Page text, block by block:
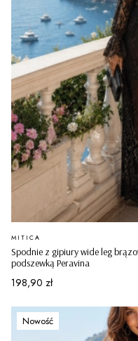
Spodnie z gipiury wide leg
podszewką Peravina
PRODUCENT
MITICA
Cena
198,90 zł
Nowość